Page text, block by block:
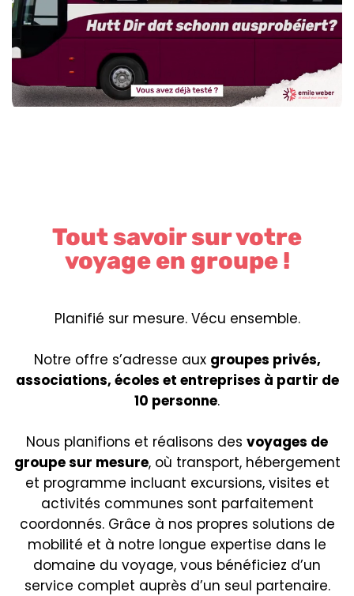
Tout savoir sur votre
voyage en groupe !
Planifié sur mesure. Vécu ensemble.
Notre offre s’adresse aux groupes privés,
associations, écoles et entreprises à partir de
10 personne.
Nous planifions et réalisons des voyages de
groupe sur mesure, où transport, hébergement
et programme incluant excursions, visites et
activités communes sont parfaitement
coordonnés. Grâce à nos propres solutions de
mobilité et à notre longue expertise dans le
domaine du voyage, vous bénéficiez d’un
service complet auprès d’un seul partenaire.